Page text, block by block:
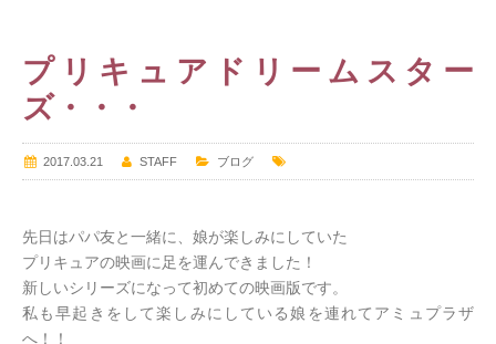
プリキュアドリームスター
ズ・・・
2017.03.21 STAFF ブログ
先日はパパ友と一緒に、娘が楽しみにしていた
プリキュアの映画に足を運んできました！
新しいシリーズになって初めての映画版です。
私も早起きをして楽しみにしている娘を連れてアミュプラザ
へ！！